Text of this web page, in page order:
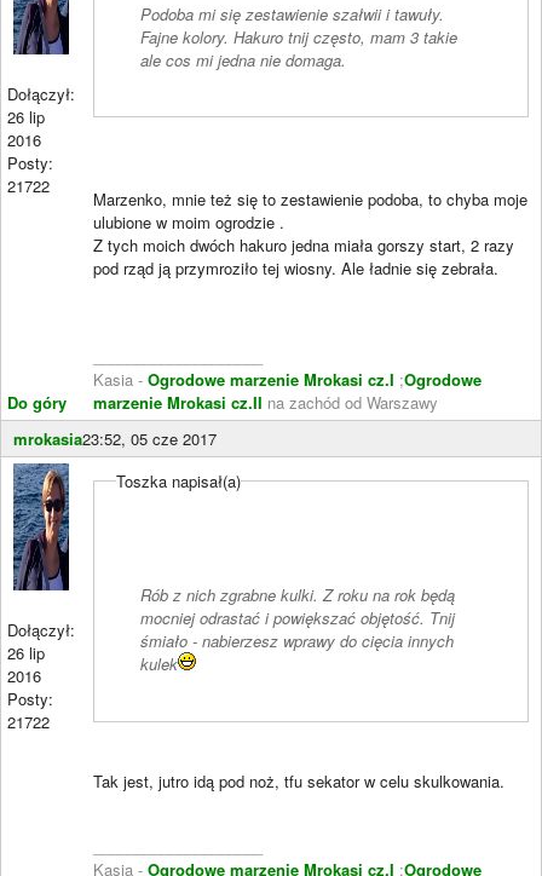
Dołączył:
26 lip
2016
Posty:
21722
Do góry
Podoba mi się zestawienie szałwii i tawuły.
Fajne kolory. Hakuro tnij często, mam 3 takie
ale cos mi jedna nie domaga.
Marzenko, mnie też się to zestawienie podoba, to chyba moje
ulubione w moim ogrodzie .
Z tych moich dwóch hakuro jedna miała gorszy start, 2 razy
pod rząd ją przymroziło tej wiosny. Ale ładnie się zebrała.
Kasia - Ogrodowe marzenie Mrokasi cz.I ;Ogrodowe
marzenie Mrokasi cz.II na zachód od Warszawy
mrokasia23:52, 05 cze 2017
Dołączył:
26 lip
2016
Posty:
21722
Toszka napisał(a)
Rób z nich zgrabne kulki. Z roku na rok będą
mocniej odrastać i powiększać objętość. Tnij
śmiało - nabierzesz wprawy do cięcia innych
kulek
Tak jest, jutro idą pod noż, tfu sekator w celu skulkowania.
Kasia - Ogrodowe marzenie Mrokasi cz.I ;Ogrodowe